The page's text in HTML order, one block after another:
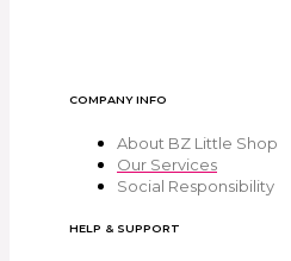
COMPANY INFO
About BZ Little Shop
Our Services
Social Responsibility
HELP & SUPPORT